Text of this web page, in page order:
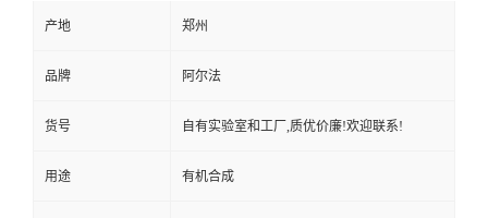
产地 郑州
品牌 阿尔法
货号 自有实验室和工厂,质优价廉!欢迎联系!
用途 有机合成